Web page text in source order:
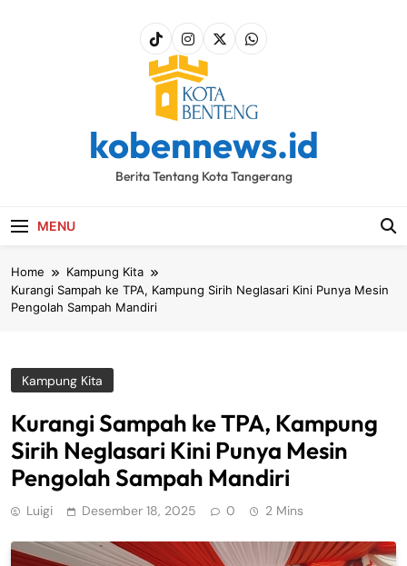
kobennews.id
Berita Tentang Kota Tangerang
MENU
Home
Kampung Kita
Kurangi Sampah ke TPA, Kampung Sirih Neglasari Kini Punya Mesin
Pengolah Sampah Mandiri
Kampung Kita
Kurangi Sampah ke TPA, Kampung
Sirih Neglasari Kini Punya Mesin
Pengolah Sampah Mandiri
Luigi Desember 18, 2025 0 2 Mins